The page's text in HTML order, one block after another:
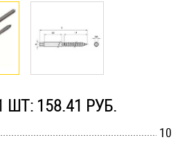
для яхт
ШТ: 158.41 РУБ.
10